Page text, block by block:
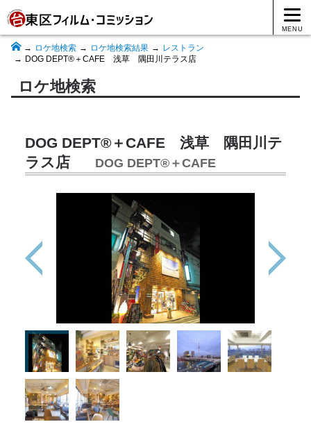
MENU
ロケ地検索 ロケ地検索結果
レストラン
DOG DEPT®＋CAFE 浅草 隅田川テラス店
ロケ地検索
DOG DEPT®＋CAFE 浅草 隅田川テ
ラス店
DOG DEPT®＋CAFE